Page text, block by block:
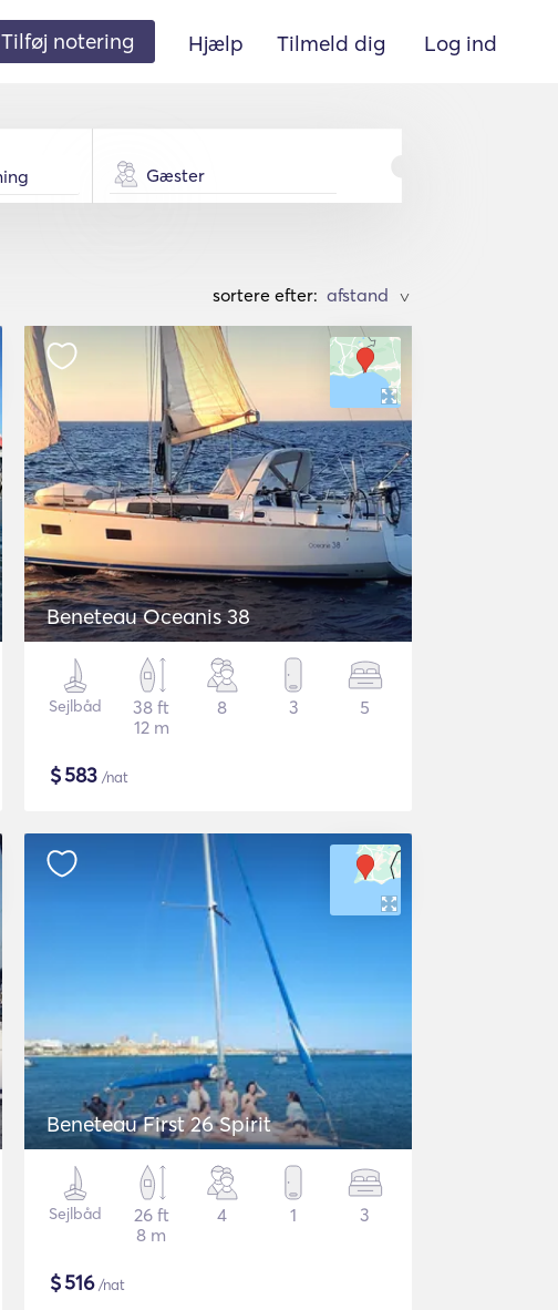
Tilføj notering Hjælp Tilmeld dig Log ind
Gæster
sortere efter: >
Beneteau Oceanis 38
Sejlbåd
38 ft
12 m
8 3 5
$583 /nat
Beneteau First 26 Spirit
Sejlbåd
26 ft
8 m
4 1 3
$516/nat